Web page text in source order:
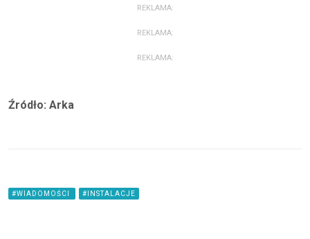
REKLAMA:
REKLAMA:
REKLAMA:
Źródło: Arka
#WIADOMOŚCI #INSTALACJE